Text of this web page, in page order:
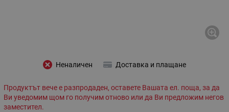
Неналичен Доставка и плащане
Продуктът вече е разпродаден, оставете Вашата ел. поща, за да
Ви уведомим щом го получим отново или да Ви предложим негов
заместител.